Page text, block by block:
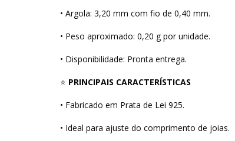
• Argola: 3,20 mm com fio de 0,40 mm.
• Peso aproximado: 0,20 g por unidade.
• Disponibilidade: Pronta entrega.
⭐ PRINCIPAIS CARACTERÍSTICAS
• Fabricado em Prata de Lei 925.
• Ideal para ajuste do comprimento de joias.